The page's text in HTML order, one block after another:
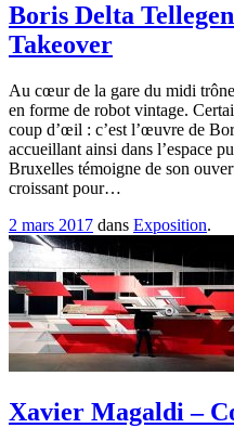
Boris Delta
Takeover
Au cœur de la gare du midi
en forme de robot vintage.
coup d’œil : c’est l’œuvre de
accueillant ainsi dans l’espace
Bruxelles témoigne de son
croissant pour…
2 mars 2017 dans Exposition.
Xavier Magaldi –